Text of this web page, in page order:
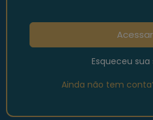
Acessar
Esqueceu sua
Ainda não tem